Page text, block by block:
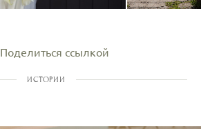
Поделиться ссылкой
ИСТОРИИ